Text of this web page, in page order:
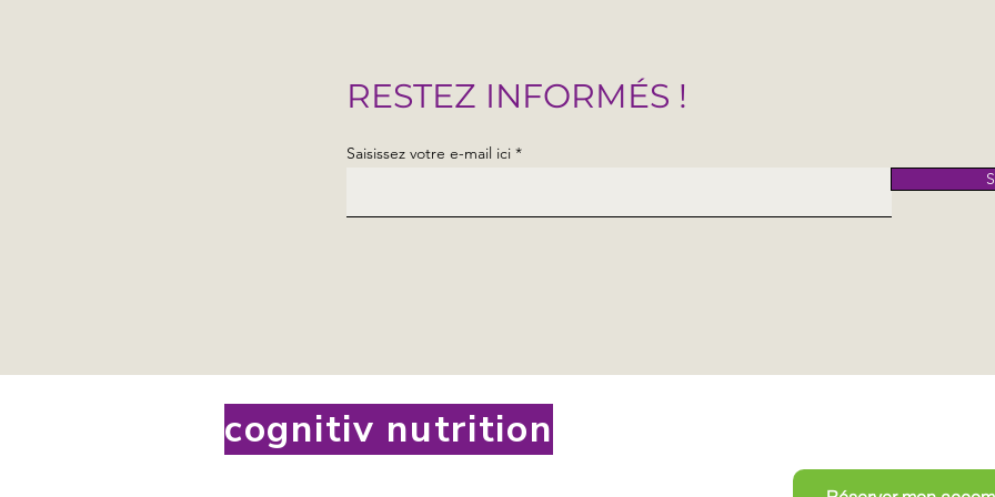
RESTEZ INFORMÉS !
Saisissez votre e-mail ici
cognitiv nutrition